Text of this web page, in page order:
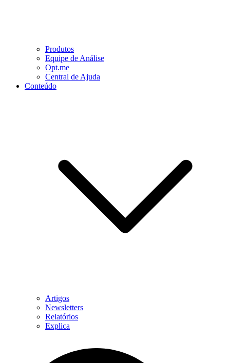
Produtos
Equipe de Análise
Opt.me
Central de Ajuda
Conteúdo
Artigos
Newsletters
Relatórios
Explica